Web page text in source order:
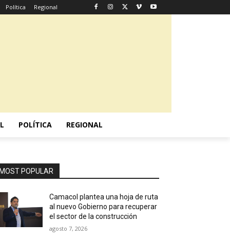
Política Regional
POLÍTICA REGIONAL
MOST POPULAR
Camacol plantea una hoja de ruta
al nuevo Gobierno para recuperar
el sector de la construcción
agosto 7, 2026